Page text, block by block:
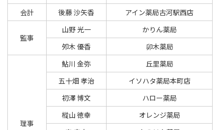
会計 後藤 沙矢香 アイン薬局古河駅西店
監事
山野 光一 かりん薬局
夘木 優香 卯木薬局
理事
鮎川 金弥 丘里薬局
五十畑 孝治 イソハタ薬局本町店
初澤 博文 ハロー薬局
樅山 徳幸 オレンジ薬局